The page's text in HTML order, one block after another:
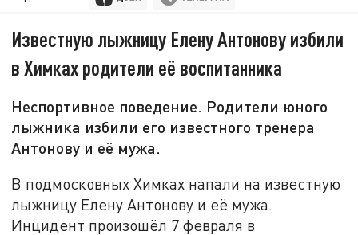
Известную лыжницу Елену Антонову избили
в Химках родители её воспитанника
Неспортивное поведение. Родители юного
лыжника избили его известного тренера
Антонову и её мужа.
В подмосковных Химках напали на известную
лыжницу Елену Антонову и её мужа.
Инцидент произошёл 7 февраля в